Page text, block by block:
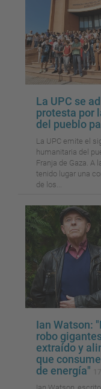
La UPC se
protesta por
del pueblo
La UPC emite el
humanitaria del
Franja de Gaza. A
tenido lugar una
de los...
Ian Watson:
robo
extraído y
que
de energía"